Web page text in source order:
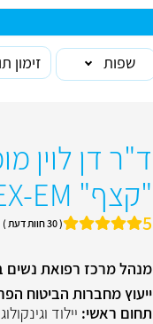
שפות זימון
ד"ר דן לוין
"קצף" EX-EM
5 ( 30 חוות דעת )
ייעוץ מחברות הביטוח
תחום ראשי: יילוד